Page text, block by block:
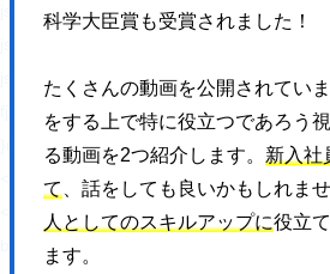
科学大臣賞も受賞されました！
たくさんの動画を公開されてい
をする上で特に役立つであろう
る動画を2つ紹介します。 新入社
て 、話をしても良いかもしれませ
人としてのスキルアップに役立
ます。
js = d.createElement(s);
js.src = "//connect.facebook.net/ja_JP/
fjs.parentNode.insertBefore(js, fjs);
}(document, 'script', 'facebook-jssdk'));
</script>
<style type="text/
border: 0 !important;